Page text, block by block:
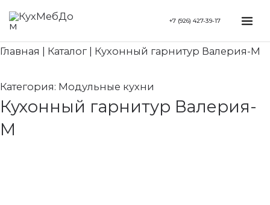
Перейти
содержимому
+7 (926) 427-39-17
Главная Каталог Кухонный гарнитур Валерия-М
Категория: Модульные кухни
Кухонный гарнитур Валерия-
М
Search...